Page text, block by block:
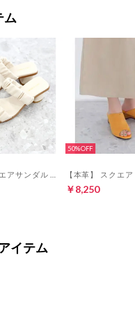
ム
50%
￥8,250
イテム